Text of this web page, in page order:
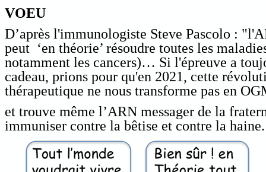
VOEU
D’après l'immunologiste Steve Pascolo :
peut ‘en théorie’ résoudre toutes les
notamment les cancers)… Si l'épreuve a
cadeau, prions pour qu'en 2021, cette
thérapeutique ne nous transforme pas en
et trouve même l’ARN messager de la
immuniser contre la bêtise et contre la